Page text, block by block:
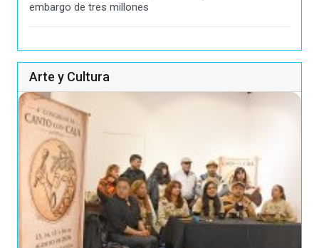
embargo de tres millones
Arte y Cultura